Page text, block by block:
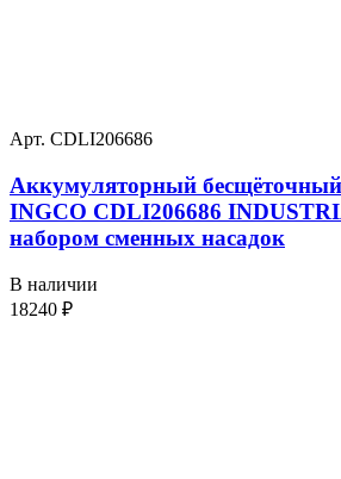
Арт. CDLI206686
Аккумуляторный
INGCO CDLI206686
набором сменных насадок
В наличии
18240 ₽